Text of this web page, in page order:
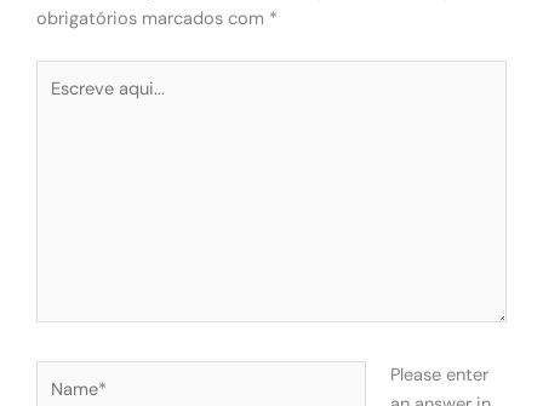
obrigatórios marcados com *
Please enter